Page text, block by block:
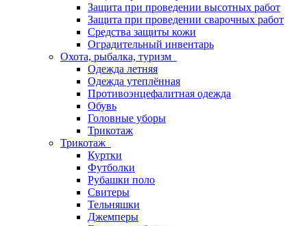
Защита при проведении высотных работ
Защита при проведении сварочных работ
Средства защиты кожи
Оградительный инвентарь
Охота, рыбалка, туризм
Одежда летняя
Одежда утеплённая
Противоэнцефалитная одежда
Обувь
Головные уборы
Трикотаж
Трикотаж
Куртки
Футболки
Рубашки поло
Свитеры
Тельняшки
Джемперы